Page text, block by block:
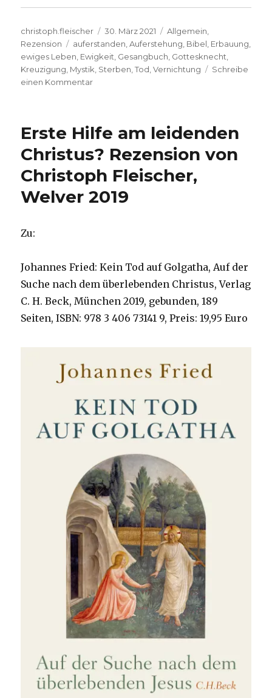
Autor
christoph.fleischer
Veröffentlicht
am
30. März 2021 Kategorien
Allgemein
Rezension
Schlagwörter
auferstanden ,Auferstehung Bibel Erbauung
ewiges Leben Ewigkeit Gesangbuch Gottesknecht
Kreuzigung Mystik Sterben ,Tod ,Vernichtung
Schreibe
einen Kommentarzu
der
Rezension
von
Christoph
Fleischer,
Erste Hilfe am leidenden
Christus? Rezension von
Christoph Fleischer,
Welver 2019
Zu:
Johannes Fried: Kein Tod auf Golgatha, Auf der
Suche nach dem überlebenden Christus, Verlag
C. H. Beck, München 2019, gebunden, 189
Seiten, ISBN: 978 3 406 73141 9, Preis: 19,95 Euro